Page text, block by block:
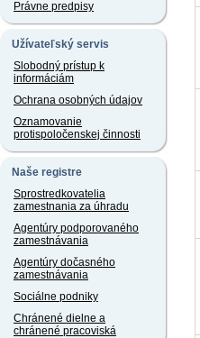
Právne predpisy
Užívateľský servis
Slobodný prístup k
informáciám
Ochrana osobných údajov
Oznamovanie
protispoločenskej činnosti
Naše registre
Sprostredkovatelia
zamestnania za úhradu
Agentúry podporovaného
zamestnávania
Agentúry dočasného
zamestnávania
Sociálne podniky
Chránené dielne a
chránené pracoviská